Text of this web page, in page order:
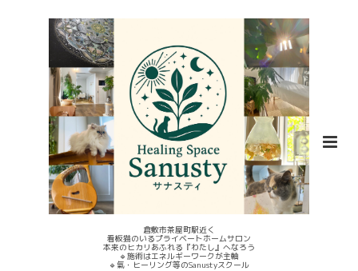
倉敷市茶屋町駅近く
看板猫のいるプライベートホームサロン
本来のヒカリあふれる『わたし』へなろう
🔹施術はエネルギーワークが主軸
🔹氣・ヒーリング等のSanustyスクール